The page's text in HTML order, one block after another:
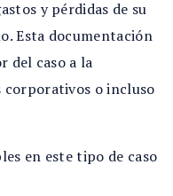
y pérdidas de su
Esta documentación
del caso a la
corporativos o incluso
en este tipo de caso